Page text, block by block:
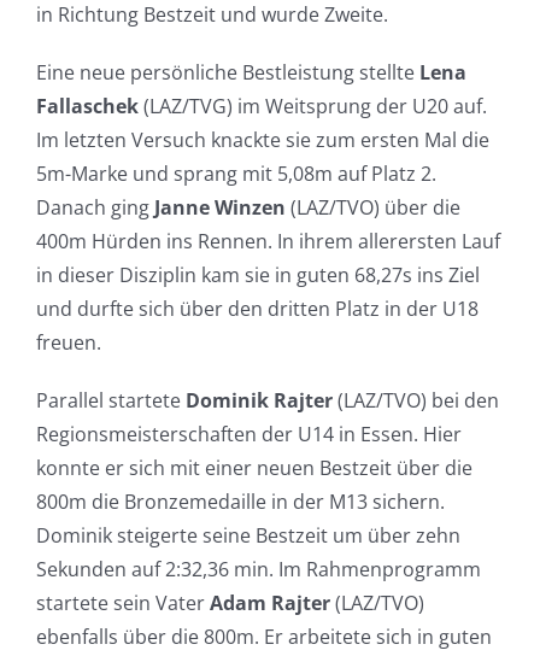
in Richtung Bestzeit und wurde Zweite.
Eine neue persönliche Bestleistung stellte Lena
Fallaschek(LAZ/TVG) im Weitsprung der U20 auf.
Im letzten Versuch knackte sie zum ersten Mal die
5m-Marke und sprang mit 5,08m auf Platz 2.
Danach gingJanne Winzen (LAZ/TVO) über die
400m Hürden ins Rennen. In ihrem allerersten Lauf
in dieser Disziplin kam sie in guten 68,27s ins Ziel
und durfte sich über den dritten Platz in der U18
freuen.
Parallel startete Dominik Rajter(LAZ/TVO) bei den
Regionsmeisterschaften der U14 in Essen. Hier
konnte er sich mit einer neuen Bestzeit über die
800m die Bronzemedaille in der M13 sichern.
Dominik steigerte seine Bestzeit um über zehn
Sekunden auf 2:32,36 min. Im Rahmenprogramm
startete sein VaterAdam Rajter(LAZ/TVO)
ebenfalls über die 800m. Er arbeitete sich in guten